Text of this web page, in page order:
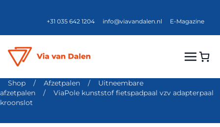
+31 035 642 1204 info@viavandalen.nl E-Magazine
Shop / Afzetpalen /
Uitneembare
afzetpalen
/
ViaPole kunststof fietspadpaal vzv adapterpaal
kroonslot